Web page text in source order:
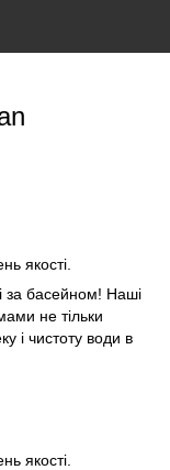
якості.
за басейном! Наші
не тільки
і чистоту води в
якості.